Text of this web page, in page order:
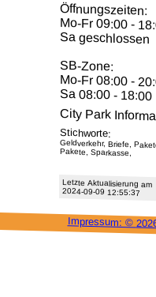
Öffnungszeiten:
Mo-Fr 09:00 -
Sa geschlossen
SB-Zone:
Mo-Fr 08:00 -
Sa 08:00 - 18:00
City Park
Stichworte:
Geldverkehr, Briefe,
Pakete, Sparkasse,
Letzte Aktu­alisie­rung am
2024-09-09 12:55:37
Impressum: ©